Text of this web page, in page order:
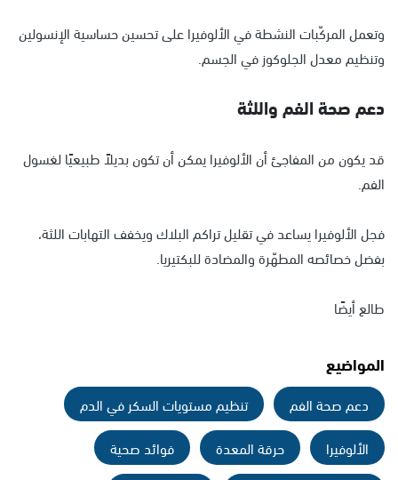
وتعمل المركّبات النشطة في الألوفيرا على تحسين حساسية الإنسولين
وتنظيم معدل الجلوكوز في الجسم.
دعم صحة الفم واللثة
قد يكون من المفاجئ أن الألوفيرا يمكن أن تكون بديلاً طبيعيًا لغسول
الفم.
فجل الألوفيرا يساعد في تقليل تراكم البلاك ويخفف التهابات اللثة،
بفضل خصائصه المطهّرة والمضادة للبكتيريا.
طالع أيضًا
المواضيع
دعم صحة الفم
تنظيم مستويات السكر في الدم
الألوفيرا
حرقة المعدة
فوائد صحية